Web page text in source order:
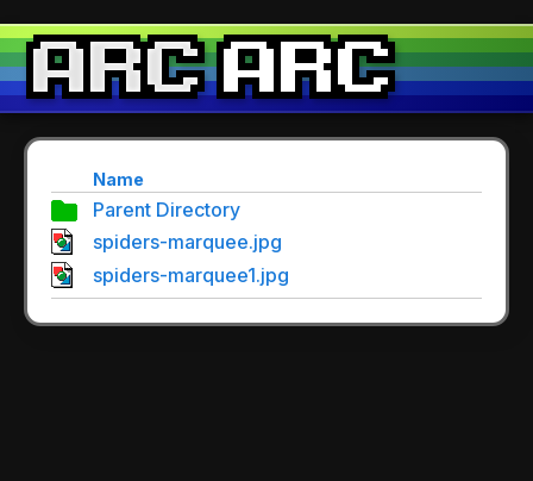
Name
Parent Directory
spiders-marquee.jpg
spiders-marquee1.jpg